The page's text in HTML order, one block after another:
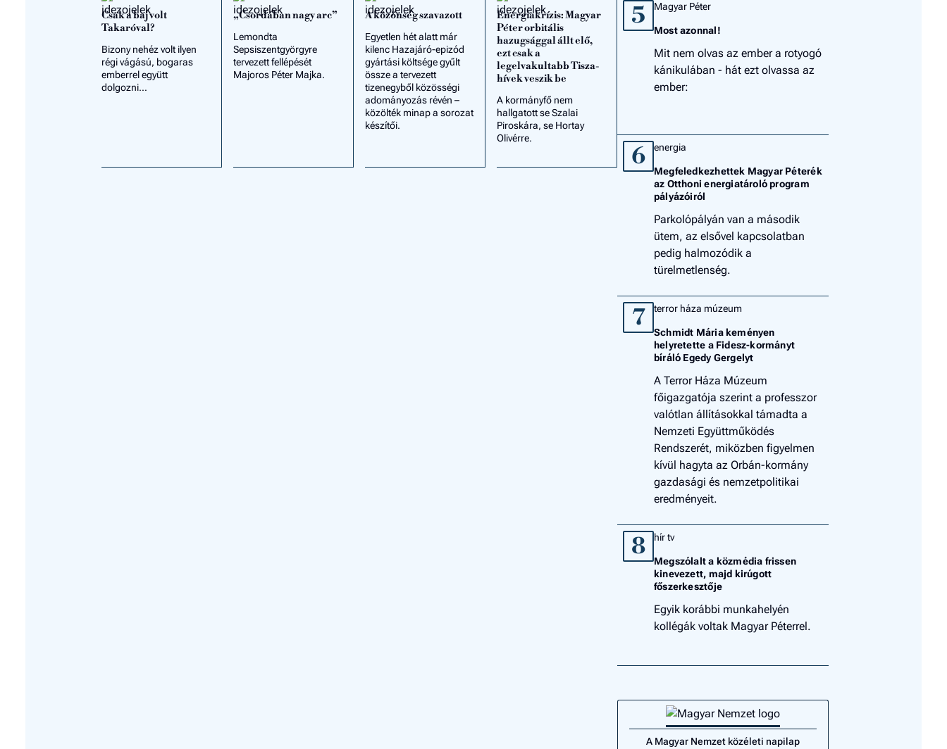
Csak a baj volt
Takaróval?
Bizony nehéz volt ilyen
régi vágású, bogaras
emberrel együtt
dolgozni…
„Csordában nagy arc”
Lemondta
Sepsiszentgyörgyre
tervezett fellépését
Majoros Péter Majka.
A közönség szavazott
Egyetlen hét alatt már
kilenc Hazajáró-epizód
gyártási költsége gyűlt
össze a tervezett
tizenegyből közösségi
adományozás révén –
közölték minap a sorozat
készítői.
Energiakrízis: Magyar
Péter orbitális
hazugsággal állt elő,
ezt csak a
legelvakultabb Tisza-
hívek veszik be
A kormányfő nem
hallgatott se Szalai
Piroskára, se Hortay
Olivérre.
5 Magyar Péter
Most azonnal!
Mit nem olvas az ember a rotyogó
kánikulában - hát ezt olvassa az
ember:
6 energia
Megfeledkezhettek Magyar Péterék
az Otthoni energiatároló program
pályázóiról
Parkolópályán van a második
ütem, az elsővel kapcsolatban
pedig halmozódik a
türelmetlenség.
7 terror háza múzeum
Schmidt Mária keményen
helyretette a Fidesz-kormányt
bíráló Egedy Gergelyt
A Terror Háza Múzeum
főigazgatója szerint a professzor
valótlan állításokkal támadta a
Nemzeti Együttműködés
Rendszerét, miközben figyelmen
kívül hagyta az Orbán-kormány
gazdasági és nemzetpolitikai
eredményeit.
8 hír tv
Megszólalt a közmédia frissen
kinevezett, majd kirúgott
főszerkesztője
Egyik korábbi munkahelyén
kollégák voltak Magyar Péterrel.
A Magyar Nemzet közéleti napilap